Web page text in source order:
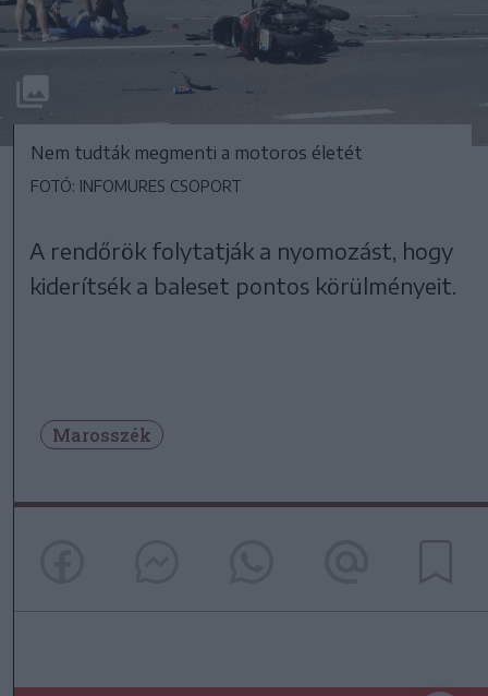
Nem tudták megmenti a motoros életét
FOTÓ: INFOMURES CSOPORT
A rendőrök folytatják a nyomozást, hogy
kiderítsék a baleset pontos körülményeit.
Marosszék